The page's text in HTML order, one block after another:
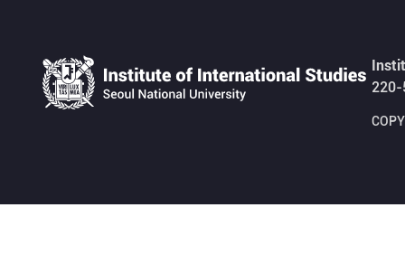
220-